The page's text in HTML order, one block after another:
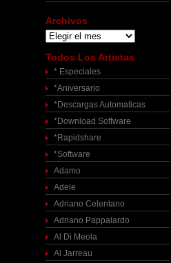
Archivos
Archivos
Todos Los Artistas
* Especiales
*Aniversario
*Descargas Automaticas
*Download Software
*Rapidshare
*Software
Adamo
Adele
Adriano Celentano
Adriano Pappalardo
Al Di Meola
Al Jarreau